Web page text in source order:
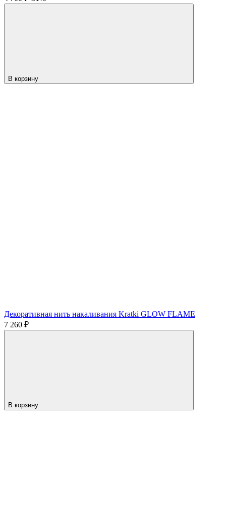
В корзину
Декоративная нить накаливания Kratki GLOW FLAME
7 260 ₽
В корзину